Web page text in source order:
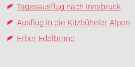
Tagesausflug nach Innsbruck
Ausflug in die Kitzbüheler Alpen
Erber Edelbrand